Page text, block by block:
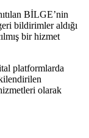
BİLGE’nin
bildirimler aldığı
bir hizmet
platformlarda
olarak